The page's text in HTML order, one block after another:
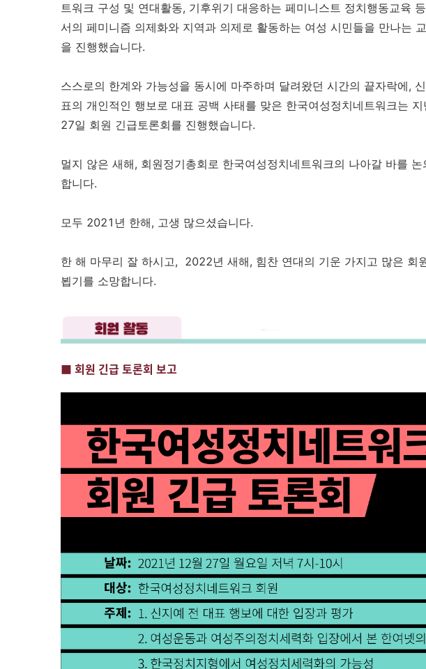
트워크 구성 및 연대활동, 기후위기 대응하는 페미니스트 정치행동교육
서의 페미니즘 의제화와 지역과 의제로 활동하는 여성 시민들을 만나는
을 진행했습니다.
스스로의 한계와 가능성을 동시에 마주하며 달려왔던 시간의 끝자락에,
표의 개인적인 행보로 대표 공백 사태를 맞은 한국여성정치네트워크는
27일 회원 긴급토론회를 진행했습니다.
멀지 않은 새해, 회원정기총회로 한국여성정치네트워크의 나아갈 바를 논
합니다.
모두 2021년 한해, 고생 많으셨습니다.
한 해 마무리 잘 하시고, 2022년 새해, 힘찬 연대의 기운 가지고 많은 회
뵙기를 소망합니다.
■ 회원 긴급 토론회 보고